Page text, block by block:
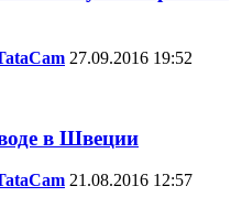
27.09.2016 19:52
в Швеции
21.08.2016 12:57